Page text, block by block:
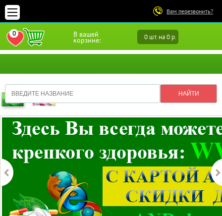
Вам перезвонить?
В вашей
корзине: 0 шт. на 0 р.
0
ПЕРЕЙТИ В ИЗБРАННОЕ